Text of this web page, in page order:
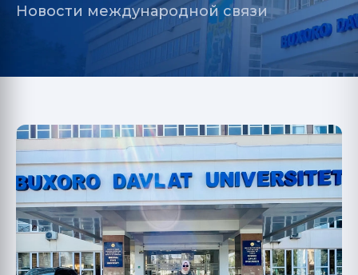
Новости международной связи